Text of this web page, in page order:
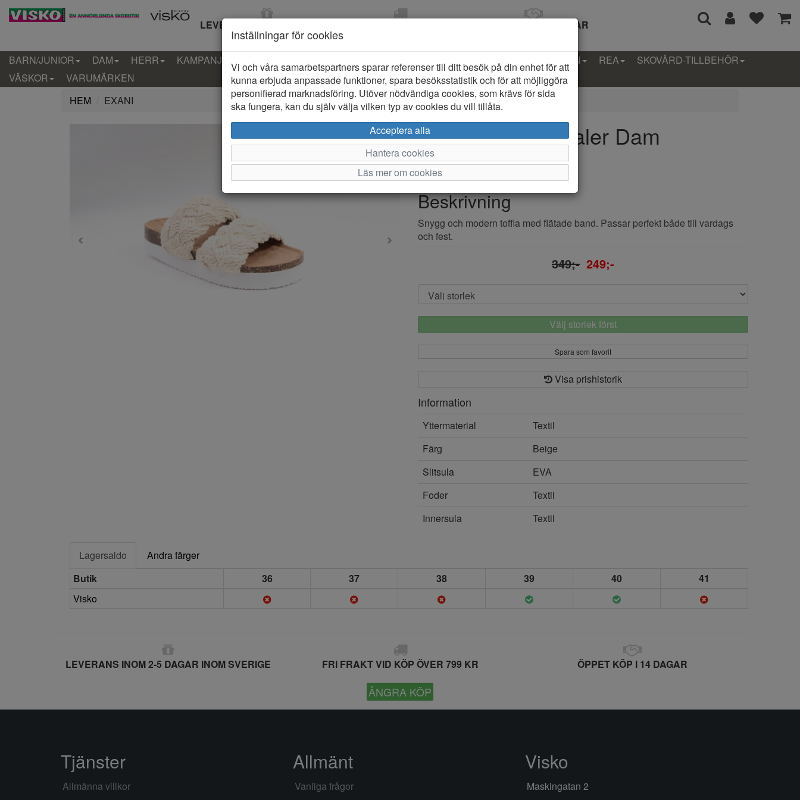
LEVERANS INOM 2-5 DAGAR ÖPPET KÖP I 14 DAGAR
BARN/JUNIOR DAM HERR KAMPANJ KLÄDER-BARN PROVKOLLEKTION REA
SKOVÅRD-TILLBEHÖR
VÄSKOR
VARUMÄRKEN
HEM
EXANI
Exani Leia Sandaler Dam
Varumärke: Exani
Artikelnummer: 2512139
Beskrivning
Snygg och modern toffla med flätade band. Passar perfekt både till vardags
och fest.
349;- 249;-
Välj storlek först
Spara som favorit
Visa prishistorik
Information
Yttermaterial
Textil
Färg
Beige
Slitsula
EVA
Foder
Textil
Innersula
Textil
Lagersaldo
Andra färger
Butik
36 37 38 39 40
41
Visko
LEVERANS INOM 2-5 DAGAR INOM SVERIGE FRI FRAKT VID KÖP ÖVER 799 KR ÖPPET KÖP I 14 DAGAR
ÅNGRA KÖP
Inställningar för cookies
Vi och våra samarbetspartners sparar referenser till ditt besök på din enhet för att
kunna erbjuda anpassade funktioner, spara besöksstatistik och för att möjliggöra
personifierad marknadsföring. Utöver nödvändiga cookies, som krävs för sida
ska fungera, kan du själv välja vilken typ av cookies du vill tillåta.
Acceptera alla
Hantera cookies
Läs mer om cookies
Tjänster
Allmänna villkor
Allmänt
Vanliga frågor
Visko
Maskingatan 2